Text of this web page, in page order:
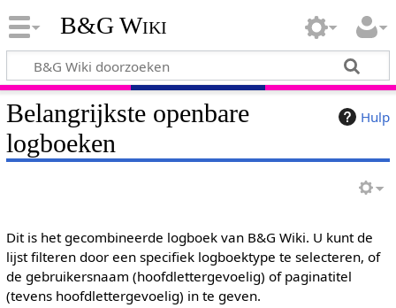
B&G Wiki
Hulp
Belangrijkste openbare
logboeken
Dit is het gecombineerde logboek van B&G Wiki. U kunt de
lijst filteren door een specifiek logboektype te selecteren, of
de gebruikersnaam (hoofdlettergevoelig) of paginatitel
(tevens hoofdlettergevoelig) in te geven.